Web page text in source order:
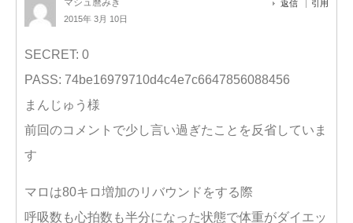
マシュ麿みき
2015年 3月 10日
返信 引用
SECRET: 0
PASS: 74be16979710d4c4e7c6647856088456
まんじゅう様
前回のコメントで少し言い過ぎたことを反省していま
す
マロは80キロ増加のリバウンドをする際
呼吸数も心拍数も半分になった状態で体重がダイエッ